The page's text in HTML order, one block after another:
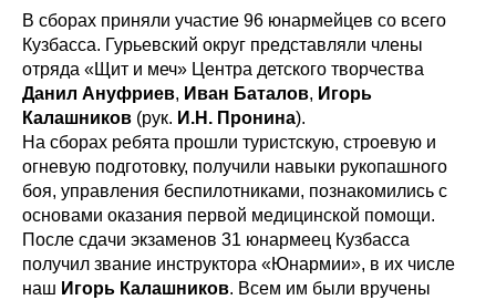
В сборах приняли участие 96 юнармейцев со всего
Кузбасса. Гурьевский округ представляли члены
отряда «Щит и меч» Центра детского творчества
Данил Ануфриев, Иван Баталов, Игорь
Калашников (рук. И.Н. Пронина).
На сборах ребята прошли туристскую, строевую и
огневую подготовку, получили навыки рукопашного
боя, управления беспилотниками, познакомились с
основами оказания первой медицинской помощи.
После сдачи экзаменов 31 юнармеец Кузбасса
получил звание инструктора «Юнармии», в их числе
наш Игорь Калашников. Всем им были вручены